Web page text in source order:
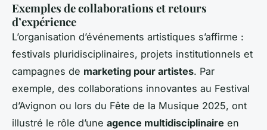
Exemples de collaborations et retours
d’expérience
L’organisation d’événements artistiques s’affirme :
festivals pluridisciplinaires, projets institutionnels et
campagnes de marketing pour artistes. Par
exemple, des collaborations innovantes au Festival
d’Avignon ou lors du Fête de la Musique 2025, ont
illustré le rôle d’une agence multidisciplinaire en